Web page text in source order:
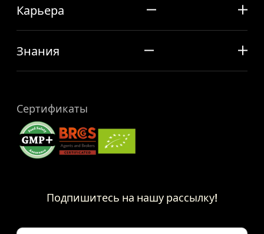
Карьера
Знания
Сертификаты
Подпишитесь на нашу рассылку!